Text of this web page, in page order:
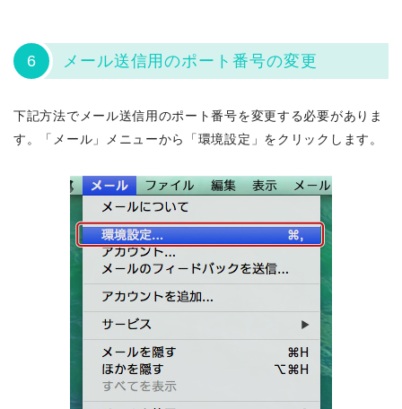
6 メール送信用のポート番号の変更
下記方法でメール送信用のポート番号を変更する必要がありま
す。「メール」メニューから「環境設定」をクリックします。